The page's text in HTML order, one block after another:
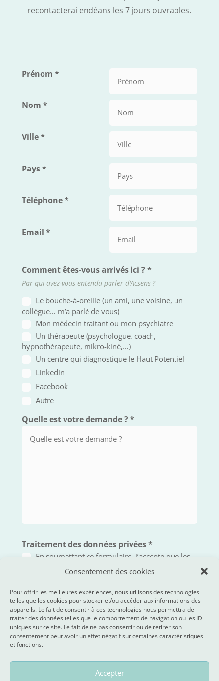
Consentement des cookies
Pour offrir les meilleures expériences, nous utilisons des technologies
telles que les cookies pour stocker et/ou accéder aux informations des
appareils. Le fait de consentir à ces technologies nous permettra de
traiter des données telles que le comportement de navigation ou les ID
uniques sur ce site. Le fait de ne pas consentir ou de retirer son
consentement peut avoir un effet négatif sur certaines caractéristiques
et fonctions.
Accepter
recontacterai endéans les 7 jours ouvrables.
Prénom *
Nom *
Ville*
Pays*
Téléphone*
Email *
Comment êtes-vous arrivés ici ? *
Par qui avez-vous entendu parler d'Acsens ?
Le bouche-à-oreille (un ami, une voisine, un
collègue… m’a parlé de vous)
Mon médecin traitant ou mon psychiatre
Un thérapeute (psychologue, coach,
hypnothérapeute, mikro-kiné,…)
Un centre qui diagnostique le Haut Potentiel
Linkedin
Facebook
Autre
Quelle est votre demande ? *
Traitement des données privées*
En soumettant ce formulaire, j’accepte que les
informations saisies soient exploitées par Acsens
recontacter, m’envoyer des informations ou me
proposer d’autres services. Acsens s’engage à ne
transmettre mes données à aucun tiers, quel qu’il
soit.